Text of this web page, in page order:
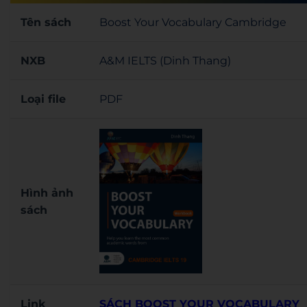
Tên sách Boost Your Vocabulary Cambridge
NXB A&M IELTS (Dinh Thang)
Loại file PDF
Hình ảnh
sách
Link SÁCH BOOST YOUR VOCABULARY